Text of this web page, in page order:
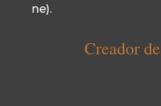
ne).
Creador